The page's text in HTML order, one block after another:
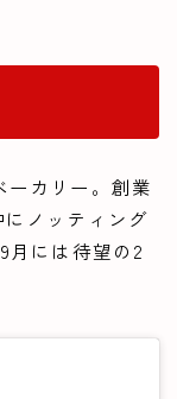
ーカリー。創業
ノッティング
月には待望の2